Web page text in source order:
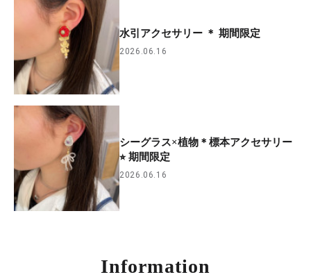
水引アクセサリー ＊ 期間限定
2026.06.16
シーグラス×植物＊標本アクセサリー
⭐︎ 期間限定
2026.06.16
Information